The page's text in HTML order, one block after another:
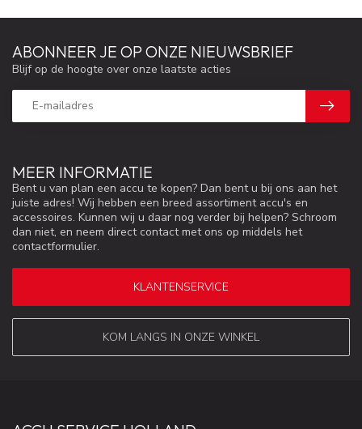
MEER INFORMATIE
Bent u van plan een accu te kopen? Dan bent u bij ons aan het
juiste adres! Wij hebben een breed assortiment accu's en
accessoires. Kunnen wij u daar nog verder bij helpen? Schroom
dan niet, en neem direct contact met ons op middels het
contactformulier.
KLANTENSERVICE
KOM LANGS IN ONZE WINKEL
ABONNEER JE OP ONZE NIEUWSBRIEF
Blijf op de hoogte over onze laatste acties